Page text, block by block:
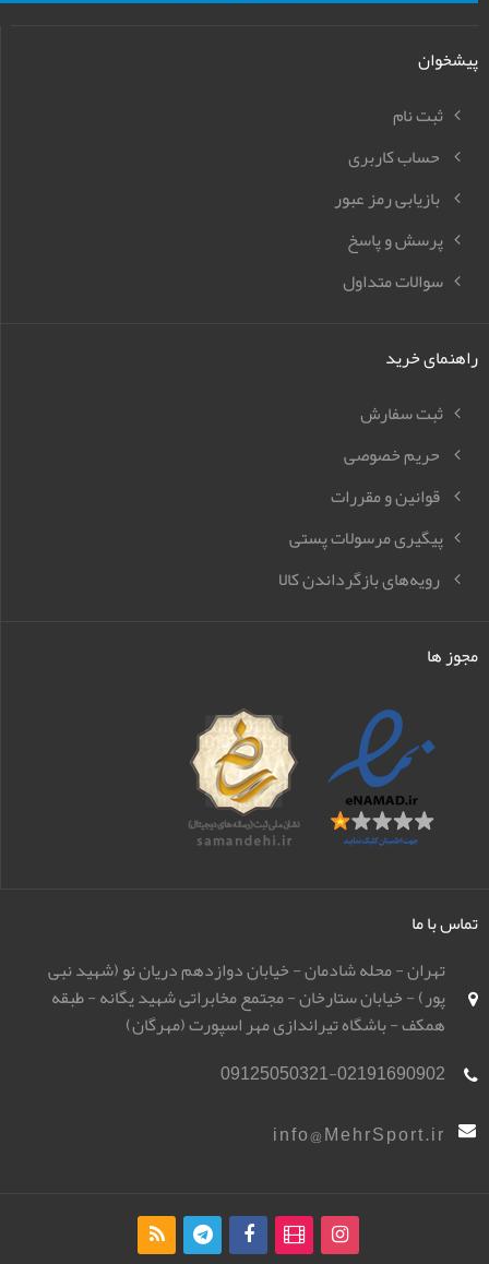
پیشخوان
ثبت نام
حساب کاربری
بازیابی رمز عبور
پرسش و پاسخ
سوالات متداول
راهنمای خرید
ثبت سفارش
حریم خصوصی
قوانین و مقررات
پیگیری مرسولات پستی
رویه‌های بازگرداندن کالا
مجوز ها
تماس با ما
تهران - محله شادمان - خیابان دوازدهم دریان نو (شهید نبی
پور) - خیابان ستارخان - مجتمع مخابراتی شهید یگانه - طبقه
همکف - باشگاه تیراندازی مهر اسپورت (مهرگان)
09125050321-02191690902
info@MehrSport.ir